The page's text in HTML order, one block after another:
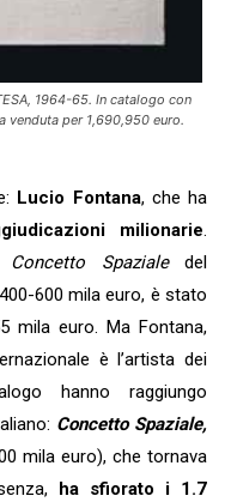
1964-65. In catalogo con
per 1,690,950 euro.
Lucio Fontana, che ha
milionarie.
Concetto Spazialedel
600 mila euro, è stato
mila euro. Ma Fontana,
è l’artista dei
hanno raggiungo
Concetto Spaziale,
mila euro), che tornava
ha sfiorato i 1.7